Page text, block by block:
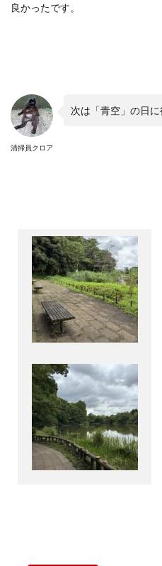
良かったです。
清掃員クロア
次は「青空」の日に